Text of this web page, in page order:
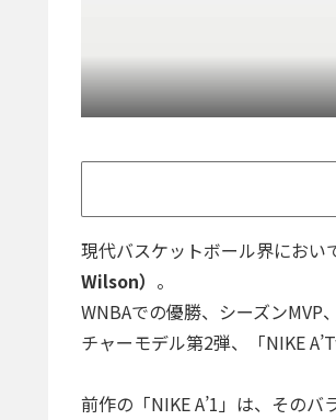
現代バスケットボール界におい
Wilson） 。
WNBAでの優勝、シーズン
チャーモデル第2弾、「NIKE
前作の「NIKE A’1」は、その